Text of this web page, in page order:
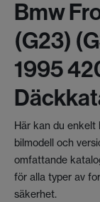
Bmw
(g23)
1995
Här kan du enkelt
bilmodell och
omfattande
för alla typer av
säkerhet.